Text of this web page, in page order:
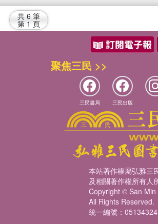
共 6 筆
第 1 頁
聚焦三民 >>
三民書局 三民出版
本站著作權屬弘雅三
及相關著作權所有人
Copyright © San Min
All Rights Reserved.
統一編號：05134324